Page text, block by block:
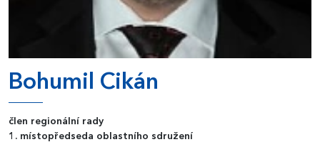
Bohumil Cikán
člen regionální rady
1. místopředseda oblastního sdružení